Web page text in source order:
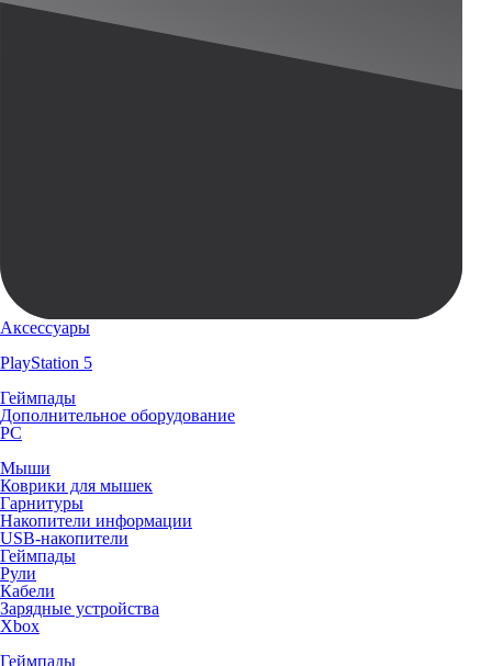
Аксессуары
PlayStation 5
Геймпады
Дополнительное оборудование
PC
Мыши
Коврики для мышек
Гарнитуры
Накопители информации
USB-накопители
Геймпады
Рули
Кабели
Зарядные устройства
Xbox
Геймпады